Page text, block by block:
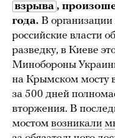
взрыва ,
года. В
российские власти
разведку, в Киеве
Минобороны
на Крымском мосту
за 500 дней
вторжения. В
мостом возникали